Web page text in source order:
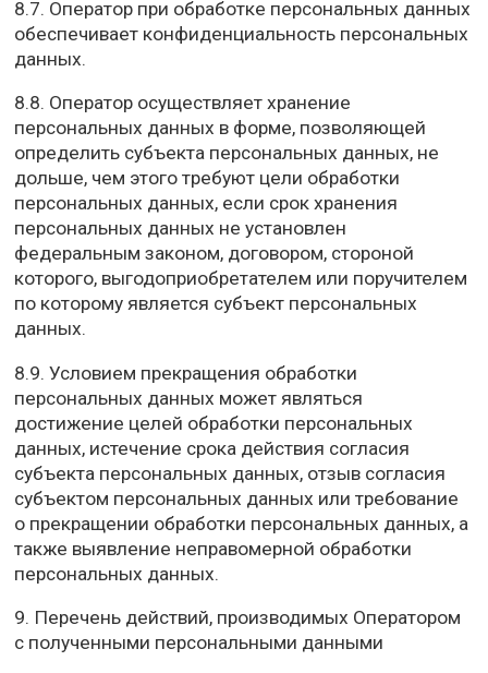
8.7. Оператор при обработке персональных данных
обеспечивает конфиденциальность персональных
данных.
8.8. Оператор осуществляет хранение
персональных данных в форме, позволяющей
определить субъекта персональных данных, не
дольше, чем этого требуют цели обработки
персональных данных, если срок хранения
персональных данных не установлен
федеральным законом, договором, стороной
которого, выгодоприобретателем или поручителем
по которому является субъект персональных
данных.
8.9. Условием прекращения обработки
персональных данных может являться
достижение целей обработки персональных
данных, истечение срока действия согласия
субъекта персональных данных, отзыв согласия
субъектом персональных данных или требование
о прекращении обработки персональных данных, а
также выявление неправомерной обработки
персональных данных.
9. Перечень действий, производимых Оператором
с полученными персональными данными